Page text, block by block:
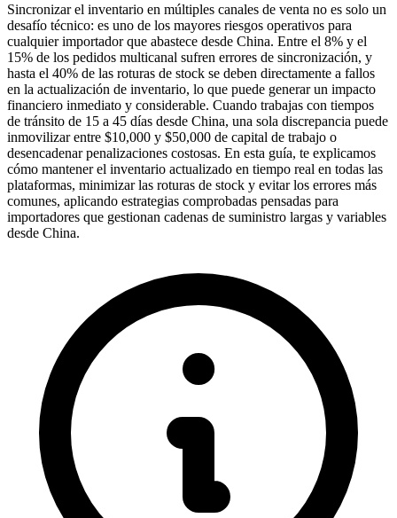
Sincronizar el inventario en múltiples canales de venta no es solo un
desafío técnico: es uno de los mayores riesgos operativos para
cualquier importador que abastece desde China. Entre el 8% y el
15% de los pedidos multicanal sufren errores de sincronización, y
hasta el 40% de las roturas de stock se deben directamente a fallos
en la actualización de inventario, lo que puede generar un impacto
financiero inmediato y considerable. Cuando trabajas con tiempos
de tránsito de 15 a 45 días desde China, una sola discrepancia puede
inmovilizar entre $10,000 y $50,000 de capital de trabajo o
desencadenar penalizaciones costosas. En esta guía, te explicamos
cómo mantener el inventario actualizado en tiempo real en todas las
plataformas, minimizar las roturas de stock y evitar los errores más
comunes, aplicando estrategias comprobadas pensadas para
importadores que gestionan cadenas de suministro largas y variables
desde China.